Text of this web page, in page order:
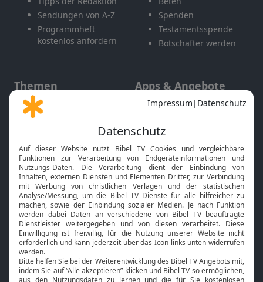
Sendungen von A-Z
Programmheft
kostenlos anfordern
Spenden
Testamentsspende
Botschafter werden
Themen
Gott und Bibel erklärt
Neuigkeiten
Apps & Angebote
Mobile App
Smart TV
HbbTV
Bibelthek Online-Bibel
Nächster Gottesdienst
Bibel TV
Über uns
Service
Kontakt